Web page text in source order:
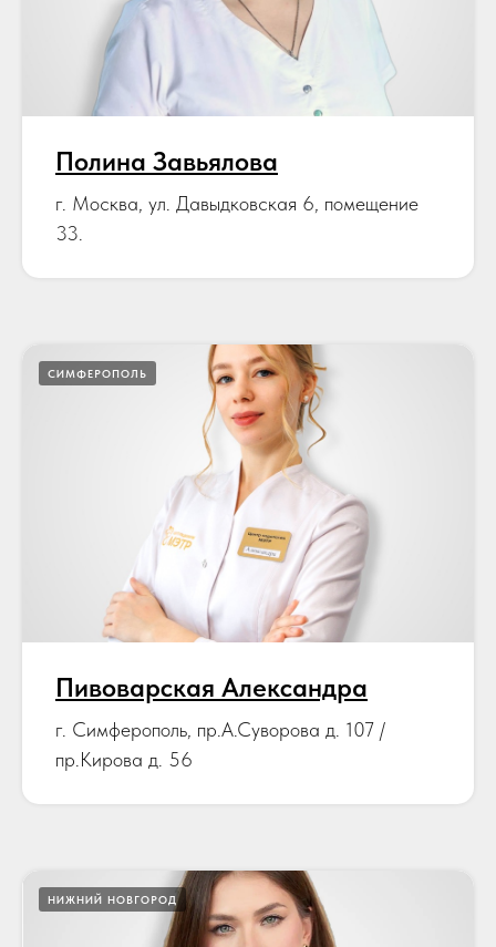
Полина Завьялова
г. Москва, ул. Давыдковская 6, помещение
33.
СИМФЕРОПОЛЬ
Пивоварская Александра
г. Симферополь, пр.А.Суворова д. 107 /
пр.Кирова д. 56
НИЖНИЙ НОВГОРОД